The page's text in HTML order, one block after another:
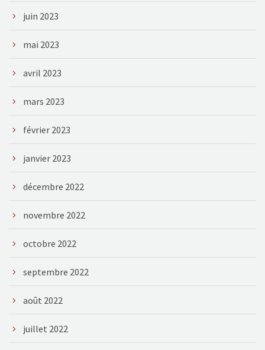
juin 2023
mai 2023
avril 2023
mars 2023
février 2023
janvier 2023
décembre 2022
novembre 2022
octobre 2022
septembre 2022
août 2022
juillet 2022